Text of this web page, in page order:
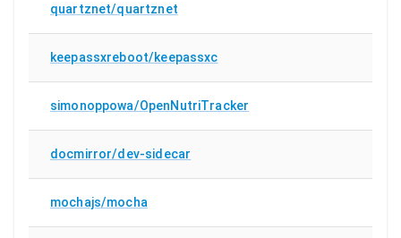
quartznet/quartznet
keepassxreboot/keepassxc
simonoppowa/OpenNutriTracker
docmirror/dev-sidecar
mochajs/mocha